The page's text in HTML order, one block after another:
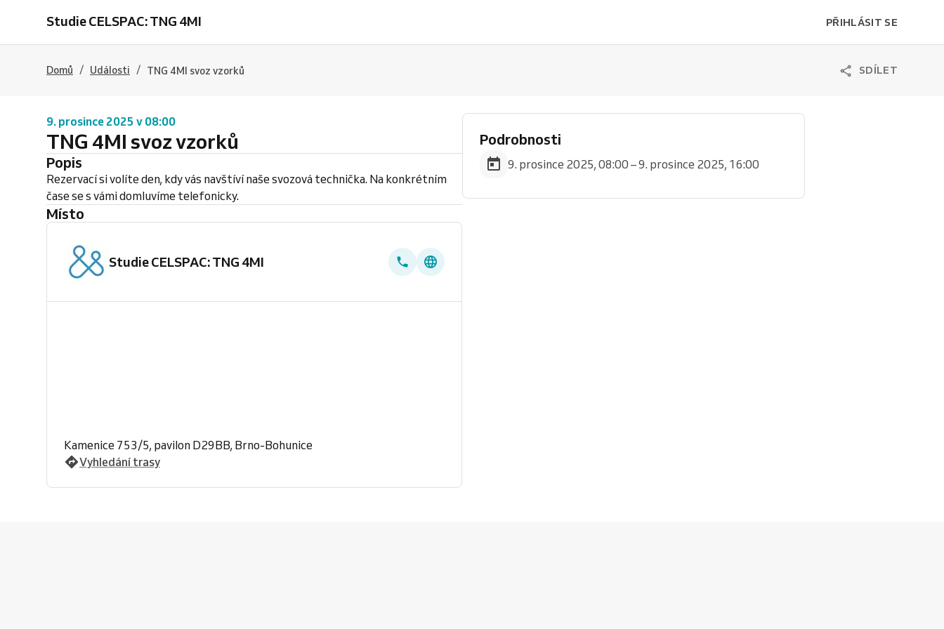
Studie CELSPAC: TNG 4MI PŘIHLÁSIT SE
Domů / Události / TNG 4MI svoz vzorků SDÍLET
9. prosince 2025 v 08:00
TNG 4MI svoz vzorků
Popis
Rezervací si volíte den, kdy vás navštíví naše svozová technička. Na konkrétním
čase se s vámi domluvíme telefonicky.
Místo
Studie CELSPAC: TNG 4MI
Kamenice 753/5, pavilon D29BB, Brno-Bohunice
Vyhledání trasy
Podrobnosti
9. prosince 2025, 08:00 – 9. prosince 2025, 16:00